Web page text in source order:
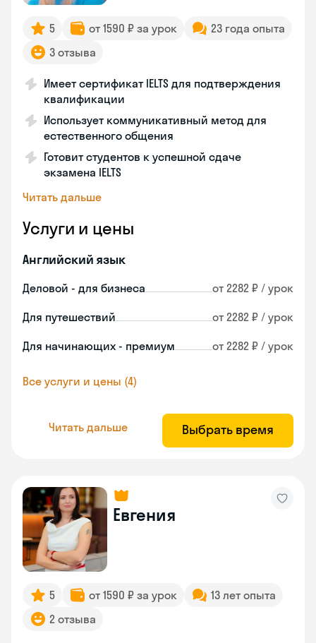
5 от 1590 ₽ за урок
23 года опыта
3 отзыва
Имеет сертификат IELTS для подтверждения
квалификации
Использует коммуникативный метод для
естественного общения
Готовит студентов к успешной сдаче
экзамена IELTS
Читать дальше
Услуги и цены
Английский язык
Деловой - для бизнеса от 2282 ₽ / урок
Для путешествий от 2282 ₽ / урок
Для начинающих - премиум от 2282 ₽ / урок
Все услуги и цены (4)
Читать дальше Выбрать время
Евгения
5 от 1590 ₽ за урок
13 лет опыта
2 отзыва